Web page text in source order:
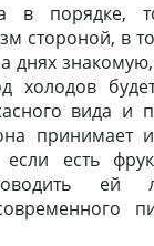
в порядке,
стороной, в
днях знакомую,
холодов
вида и
принимает
есть
ей